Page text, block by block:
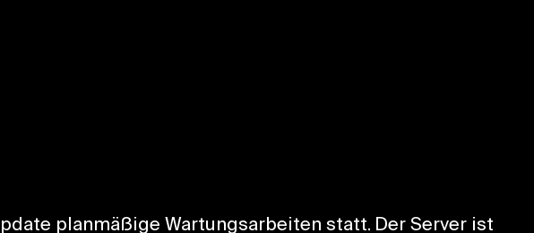
planmäßige Wartungsarbeiten statt. Der Server ist